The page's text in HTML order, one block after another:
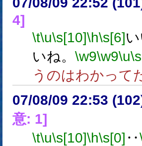
4]
\t\u\s[10]\h\s[6]
いね。 \w9\w9\u
うのはわかって
07/08/09 22:53
意: 1]
\t\u\s[10]\h\s[0] ‥